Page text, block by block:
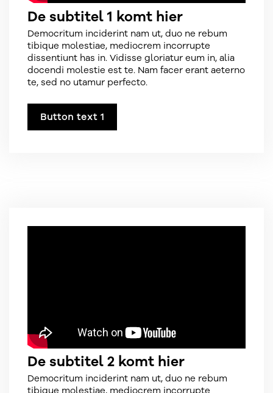
De subtitel 1 komt hier
Democritum inciderint nam ut, duo ne rebum
tibique molestiae, mediocrem incorrupte
dissentiunt has in. Vidisse gloriatur eum in, alia
docendi molestie est te. Nam facer erant aeterno
te, sed no utamur perfecto.
Button text 1
De subtitel 2 komt hier
Democritum inciderint nam ut, duo ne rebum
tibique molestiae, mediocrem incorrupte